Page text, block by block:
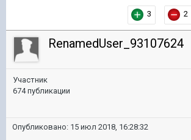
3 2
RenamedUser_93107624
Участник
674 публикации
Опубликовано: 15 июл 2018, 16:28:32